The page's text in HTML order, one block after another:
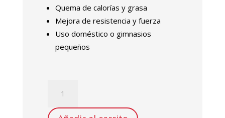
Quema de calorías y grasa
Mejora de resistencia y fuerza
Uso doméstico o gimnasios
pequeños
ESTÁTICA
SPINNING